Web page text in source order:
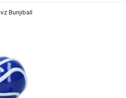
Bunjiball